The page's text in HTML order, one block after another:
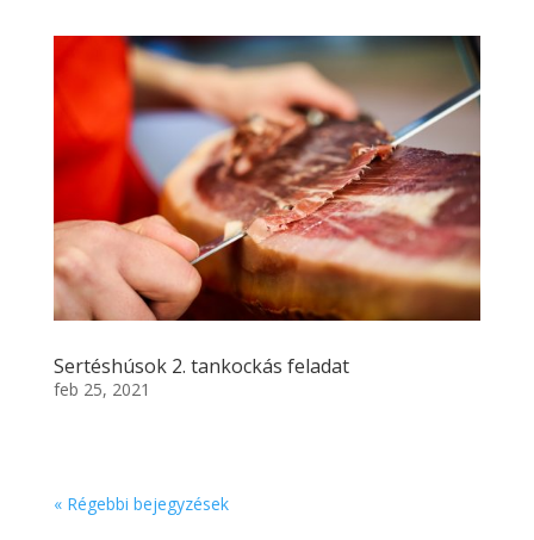
Sertéshúsok 2. tankockás feladat
feb 25, 2021
« Régebbi bejegyzések